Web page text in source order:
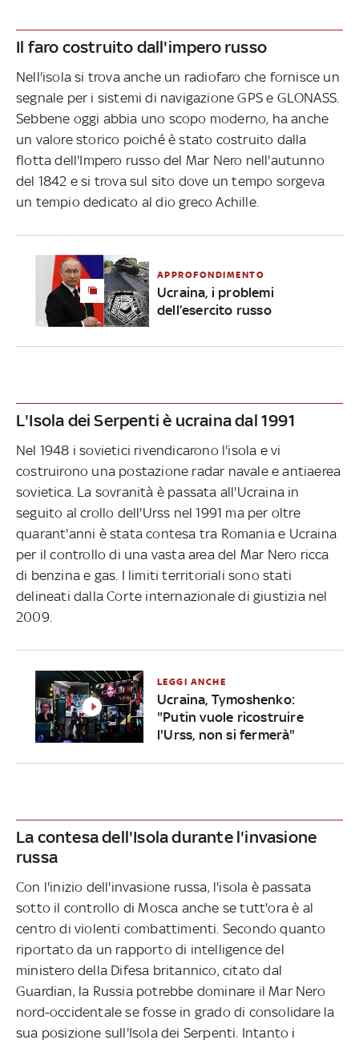
Il faro costruito dall'impero russo
Nell'isola si trova anche un radiofaro che fornisce un
segnale per i sistemi di navigazione GPS e GLONASS.
Sebbene oggi abbia uno scopo moderno, ha anche
un valore storico poiché è stato costruito dalla
flotta dell'Impero russo del Mar Nero nell'autunno
del 1842 e si trova sul sito dove un tempo sorgeva
un tempio dedicato al dio greco Achille.
APPROFONDIMENTO
Ucraina, i problemi
dell’esercito russo
L'Isola dei Serpenti è ucraina dal 1991
Nel 1948 i sovietici rivendicarono l'isola e vi
costruirono una postazione radar navale e antiaerea
sovietica. La sovranità è passata all'Ucraina in
seguito al crollo dell'Urss nel 1991 ma per oltre
quarant'anni è stata contesa tra Romania e Ucraina
per il controllo di una vasta area del Mar Nero ricca
di benzina e gas. I limiti territoriali sono stati
delineati dalla Corte internazionale di giustizia nel
2009.
LEGGI ANCHE
Ucraina, Tymoshenko:
"Putin vuole ricostruire
l'Urss, non si fermerà"
La contesa dell'Isola durante l'invasione
russa
Con l'inizio dell'invasione russa, l'isola è passata
sotto il controllo di Mosca anche se tutt'ora è al
centro di violenti combattimenti. Secondo quanto
riportato da un rapporto di intelligence del
ministero della Difesa britannico, citato dal
Guardian, la Russia potrebbe dominare il Mar Nero
nord-occidentale se fosse in grado di consolidare la
sua posizione sull'Isola dei Serpenti. Intanto i